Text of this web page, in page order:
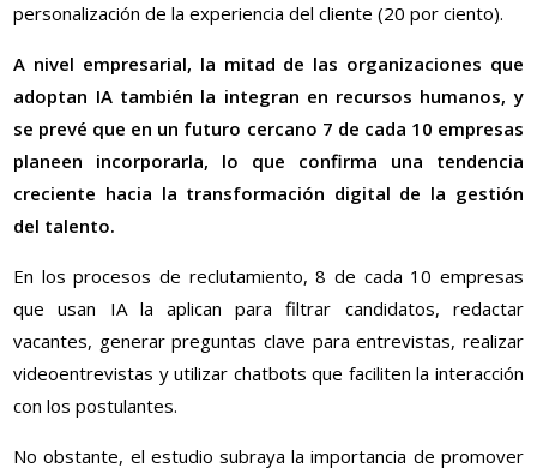
personalización de la experiencia del cliente (20 por ciento).
A nivel empresarial, la mitad de las organizaciones que
adoptan IA también la integran en recursos humanos, y
se prevé que en un futuro cercano 7 de cada 10 empresas
planeen incorporarla, lo que confirma una tendencia
creciente hacia la transformación digital de la gestión
del talento.
En los procesos de reclutamiento, 8 de cada 10 empresas
que usan IA la aplican para filtrar candidatos, redactar
vacantes, generar preguntas clave para entrevistas, realizar
videoentrevistas y utilizar chatbots que faciliten la interacción
con los postulantes.
No obstante, el estudio subraya la importancia de promover